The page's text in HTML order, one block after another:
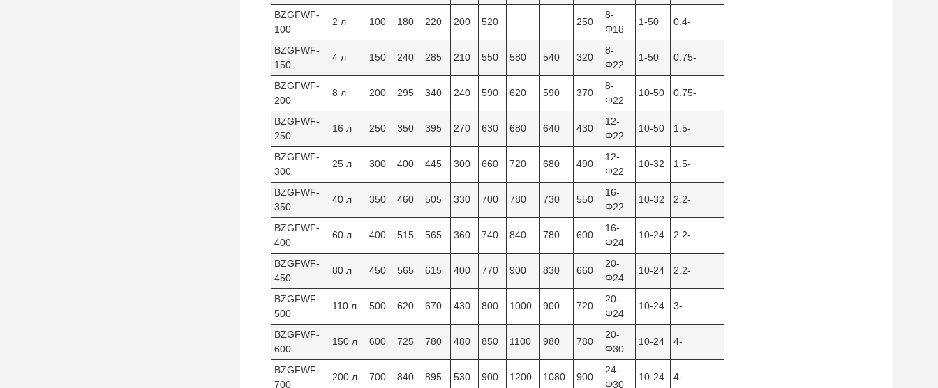
BZGFWF-
100
2 л 100 180 220 200 520 250
8-
Φ18
1-50 0.4-
BZGFWF-
150
4 л 150 240 285 210 550 580 540 320
8-
Φ22
1-50 0.75-
BZGFWF-
200
8 л 200 295 340 240 590 620 590 370
8-
Φ22
10-50 0.75-
BZGFWF-
250
16 л 250 350 395 270 630 680 640 430
12-
Φ22
10-50 1.5-
BZGFWF-
300
25 л 300 400 445 300 660 720 680 490
12-
Φ22
10-32 1.5-
BZGFWF-
350
40 л 350 460 505 330 700 780 730 550
16-
Φ22
10-32 2.2-
BZGFWF-
400
60 л 400 515 565 360 740 840 780 600
16-
Φ24
10-24 2.2-
BZGFWF-
450
80 л 450 565 615 400 770 900 830 660
20-
Φ24
10-24 2.2-
BZGFWF-
500
110 л 500 620 670 430 800 1000 900 720
20-
Φ24
10-24 3-
BZGFWF-
600
150 л 600 725 780 480 850 1100 980 780
20-
Φ30
10-24 4-
BZGFWF-
700
200 л 700 840 895 530 900 1200 1080 900
24-
Φ30
10-24 4-